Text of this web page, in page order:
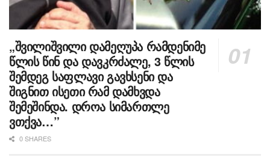
„შვილიშვილი დამეღუპა რამდენიმე
წლის წინ და დავკრძალე, 3 წლის
შემდეგ საფლავი გავხსენი და
შიგნით ისეთი რამ დამხვდა
შემეშინდა. დროა სიმართლე
ვთქვა…”
0 SHARES